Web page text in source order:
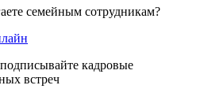
семейным сотрудникам?
кадровые
встреч